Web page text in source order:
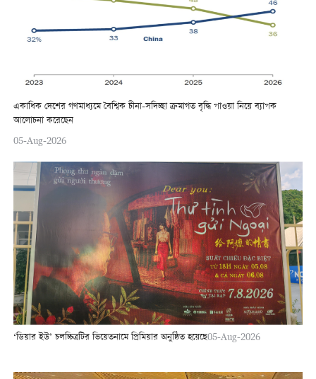
একাধিক দেশের গণমাধ্যমে বৈশ্বিক চীনা-সদিচ্ছা ক্রমাগত বৃদ্ধি পাওয়া নিয়ে ব্যাপক
আলোচনা করেছেন
05-Aug-2026
‘ডিয়ার ইউ’ চলচ্চিত্রটির ভিয়েতনামে প্রিমিয়ার অনুষ্ঠিত হয়েছে05-Aug-2026